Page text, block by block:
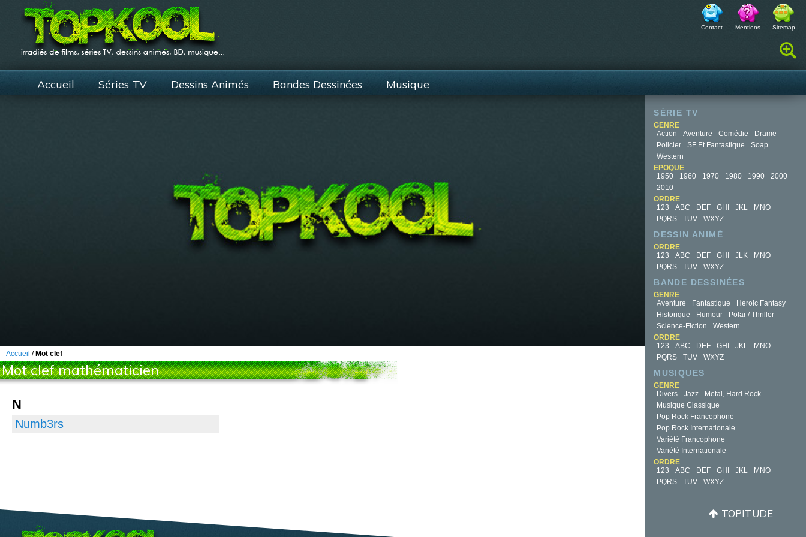
Contact Mentions Sitemap
Rechercher :
Accueil Séries TV Dessins Animés Bandes Dessinées Musique
SÉRIE TV
GENRE
Action
Aventure Comédie
Drame
Policier
SF Et Fantastique
Soap
Western
EPOQUE
1950
1960 1970 1980 1990
2000
2010
ORDRE
123
ABC DEF GHI JKL
MNO
PQRS
TUV WXYZ
DESSIN ANIMÉ
ORDRE
123
ABC DEF GHI JLK
MNO
PQRS
TUV WXYZ
BANDE DESSINÉES
GENRE
Aventure
Fantastique
Heroic Fantasy
Historique
Humour
Polar / Thriller
Science-Fiction
Western
ORDRE
123
ABC DEF GHI JKL
MNO
PQRS
TUV WXYZ
MUSIQUES
GENRE
Divers
Jazz
Metal, Hard Rock
Musique Classique
Pop Rock Francophone
Pop Rock Internationale
Variété Francophone
Variété Internationale
ORDRE
123
ABC DEF GHI JKL
MNO
PQRS
TUV WXYZ
Accueil / Mot clef
Mot clef mathématicien
N
Numb3rs
TOPITUDE